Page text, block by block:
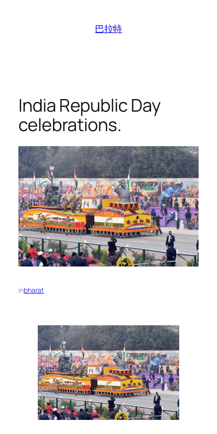
巴拉特
India Republic Day
celebrations.
inbharat